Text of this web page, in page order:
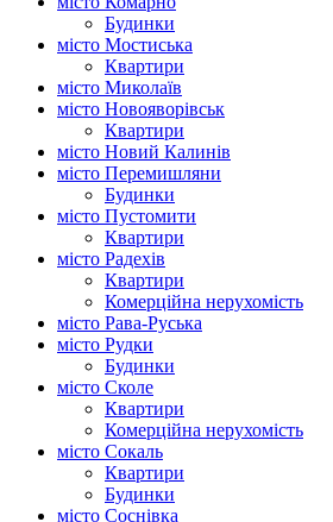
Будинки
місто Мостиська
Квартири
місто Миколаїв
місто Новояворівськ
Квартири
місто Новий Калинів
місто Перемишляни
Будинки
місто Пустомити
Квартири
місто Радехів
Квартири
Комерційна нерухомість
місто Рава-Руська
місто Рудки
Будинки
місто Сколе
Квартири
Комерційна нерухомість
місто Сокаль
Квартири
Будинки
місто Соснівка